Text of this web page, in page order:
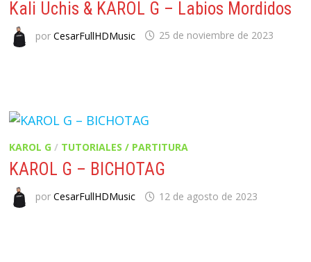
Kali Uchis & KAROL G – Labios Mordidos
porCesarFullHDMusic 25 de noviembre de 2023
KAROL G / TUTORIALES / PARTITURA
KAROL G – BICHOTAG
porCesarFullHDMusic 12 de agosto de 2023